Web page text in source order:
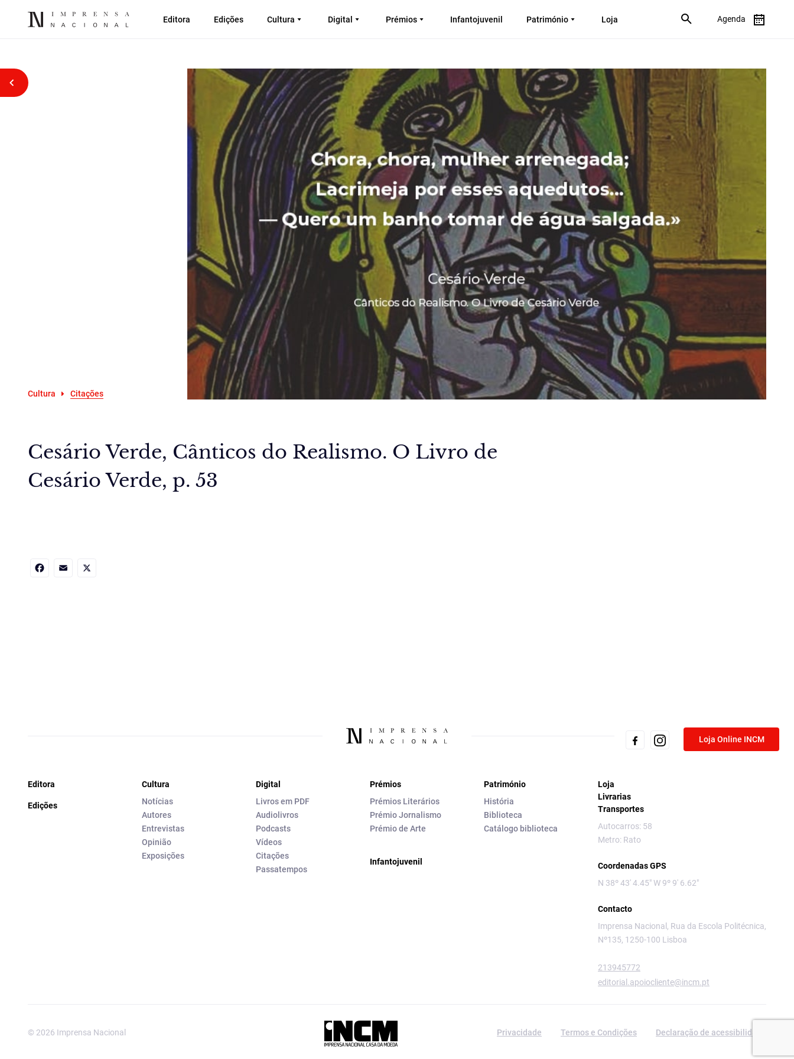
Editora Edições Cultura Digital Prémios Infantojuvenil Património Loja Agenda
Voltar atrás
Cultura Citações
Cesário Verde, Cânticos do Realismo. O Livro de
Cesário Verde, p. 53
Loja Online INCM
Editora
Edições
Cultura
Notícias
Autores
Entrevistas
Opinião
Exposições
Digital
Livros em PDF
Audiolivros
Podcasts
Vídeos
Citações
Passatempos
Prémios
Prémios Literários
Prémio Jornalismo
Prémio de Arte
Infantojuvenil
Património
História
Biblioteca
Catálogo biblioteca
Loja
Livrarias
Transportes
Autocarros: 58
Metro: Rato
Coordenadas GPS
N 38º 43' 4.45" W 9º 9' 6.62"
Contacto
Imprensa Nacional, Rua da Escola Politécnica,
Nº135, 1250-100 Lisboa
213945772
editorial.apoiocliente@incm.pt
© 2026 Imprensa Nacional Privacidade Termos e Condições Declaração de acessibilidade